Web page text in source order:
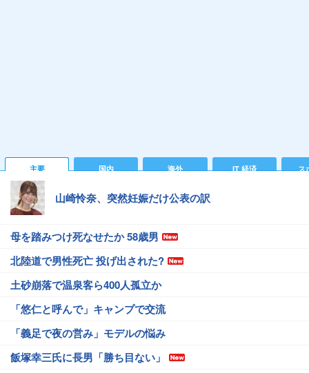
主要 国内 海外 IT 経済 ス
山崎怜奈、突然妊娠だけ公表の訳
母を踏みつけ死なせたか 58歳男
北陸道で男性死亡 投げ出された?
土砂崩落で温泉客ら400人孤立か
「悠仁と呼んで」キャンプで交流
「義足で夜の営み」モデルの悩み
飯塚幸三氏に長男「勝ち目ない」